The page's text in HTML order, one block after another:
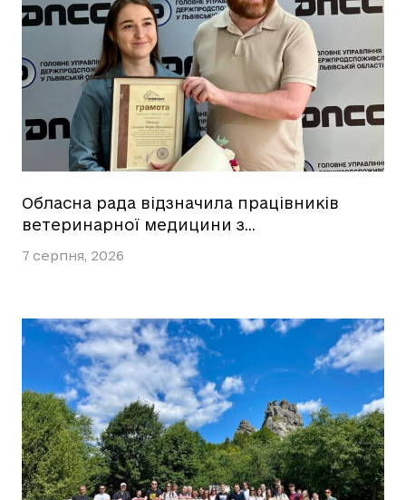
Обласна рада відзначила працівників
ветеринарної медицини з…
7 серпня, 2026